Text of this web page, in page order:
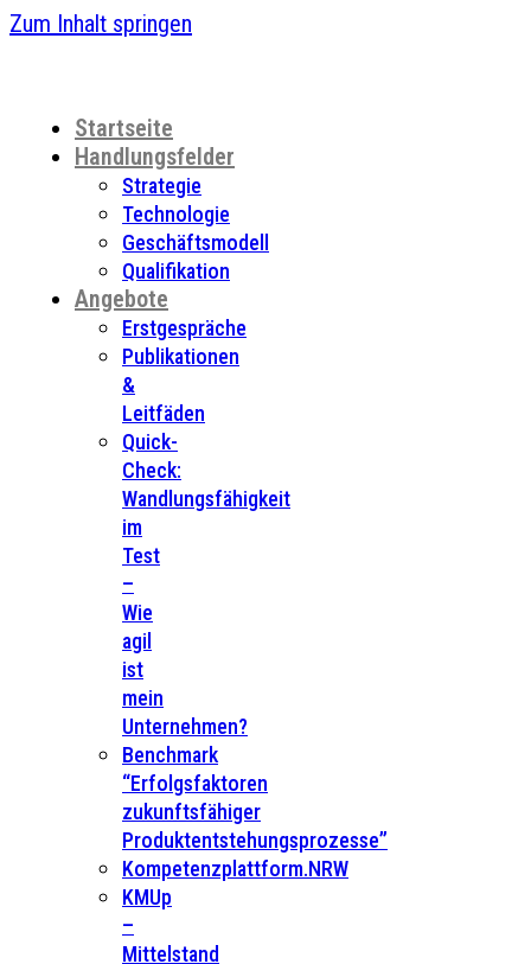
Zum Inhalt springen
Startseite
Handlungsfelder
Strategie
Technologie
Geschäftsmodell
Qualifikation
Angebote
Erstgespräche
Publikationen
&
Leitfäden
Quick-
Check:
Wandlungsfähigkeit
im
Test
–
Wie
agil
ist
mein
Unternehmen?
Benchmark
“Erfolgsfaktoren
zukunftsfähiger
Produktentstehungsprozesse”
Kompetenzplattform.NRW
KMUp
–
Mittelstand